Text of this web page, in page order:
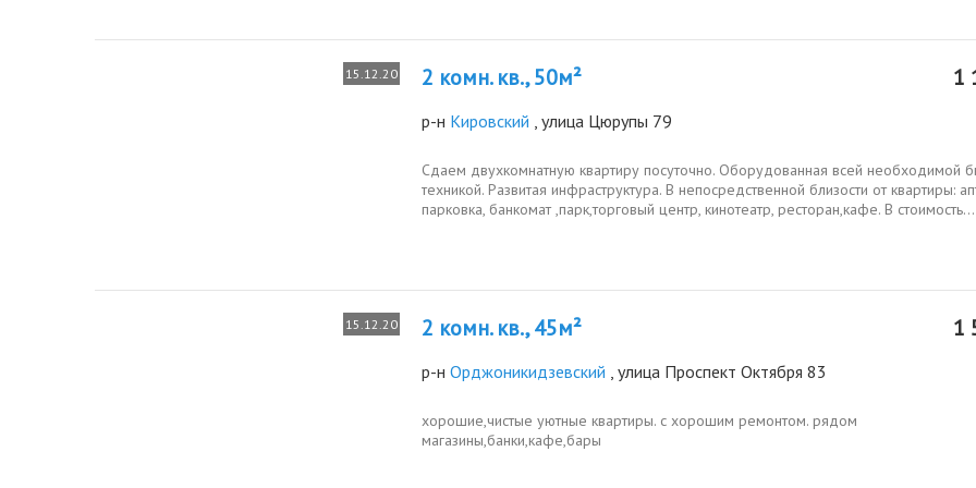
15.12.20 2 комн. кв., 50м² 1
р-н Кировский , улица Цюрупы 79
Сдаем двухкомнатную квартиру посуточно. Оборудованная всей необходимой
техникой. Развитая инфраструктура. В непосредственной близости от квартиры:
парковка, банкомат ,парк,торговый центр, кинотеатр, ресторан,кафе. В стоимость...
15.12.20 2 комн. кв., 45м² 1
р-н Орджоникидзевский , улица Проспект Октября 83
хорошие,чистые уютные квартиры. с хорошим ремонтом. рядом
магазины,банки,кафе,бары